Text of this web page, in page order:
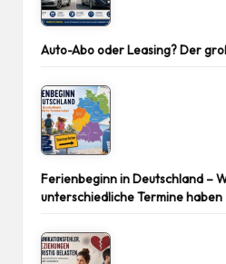
Auto-Abo oder Leasing? Der
Ferienbeginn in Deutschland –
unterschiedliche Termine haben